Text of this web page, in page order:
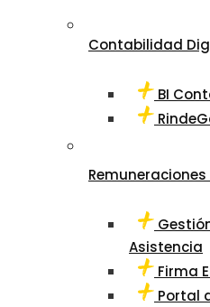
Contabilidad
BI
Asistencia
Firma
Portal